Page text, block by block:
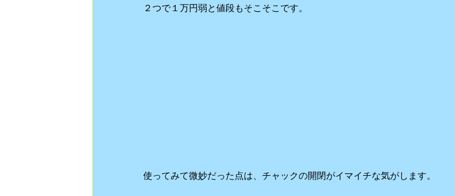
２つで１万円弱と値段もそこそこです。
使ってみて微妙だった点は、チャックの開閉がイマイチな気がします。